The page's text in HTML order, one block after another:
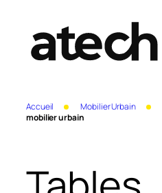
contenu
Accueil Mobilier Urbain
mobilier urbain